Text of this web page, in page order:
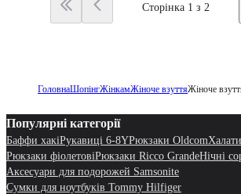
Сторінка 1 з 2
ГоловнаШопінгЖінкамЖіноче взуттяЖіноче
Популярні категорії
Баффи хакіРукавиці 6-8YРюкзаки Oldcom
Рюкзаки фіолетовіРюкзаки Ricco GrandeНічні
Аксесуари для подорожей Samsonite
Сумки для ноутбуків Tommy Hilfiger